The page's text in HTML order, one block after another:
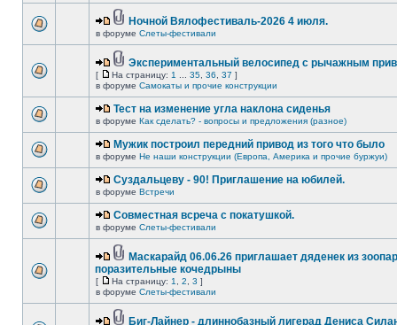
Ночной Вялофестиваль-2026 4 июля.
в форуме Слеты-фестивали
Экспериментальный велосипед с рычажным
[ На страницу: 1 35 36 37 ]
в форуме Самокаты и прочие конструкции
Тест на изменение угла наклона сиденья
в форуме Как сделать? - вопросы и предложения (разное)
Мужик построил передний привод из того что было
в форуме Не наши конструкции (Европа, Америка и прочие буржуи)
Суздальцеву - 90! Приглашение на юбилей.
в форуме Встречи
Совместная всреча с покатушкой.
в форуме Слеты-фестивали
Маскарайд 06.06.26 приглашает дяденек из
поразительные кочедрыны
[ На страницу: 1 2 3 ]
в форуме Слеты-фестивали
Биг-Лайнер - длиннобазный лигерад Дениса